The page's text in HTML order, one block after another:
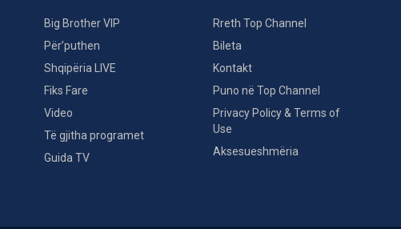
Big Brother VIP
Për’puthen
Shqipëria LIVE
Fiks Fare
Video
Të gjitha programet
Guida TV
Rreth Top Channel
Bileta
Kontakt
Puno në Top Channel
Privacy Policy & Terms of
Use
Aksesueshmëria